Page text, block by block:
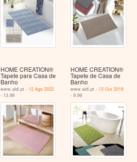
HOME CREATION®
Tapete para Casa de
Banho
www.aldi.pt - 12 Ago 2022
- 13.99
HOME CREATION®
Tapete de Casa de
Banho
www.aldi.pt - 13 Out 2018
- 9.99